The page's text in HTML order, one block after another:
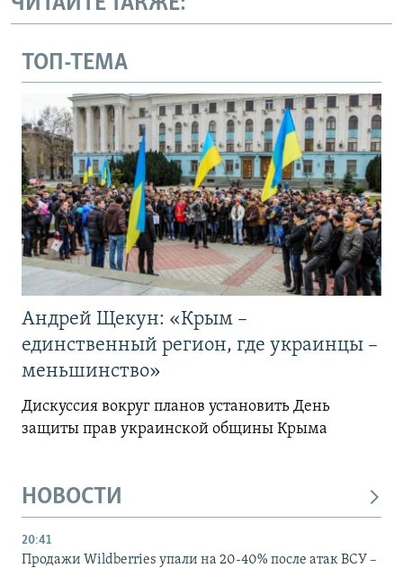
ТОП-ТЕМА
Андрей Щекун: «Крым –
единственный регион, где украинцы –
меньшинство»
Дискуссия вокруг планов установить День
защиты прав украинской общины Крыма
НОВОСТИ
20:41
Продажи Wildberries упали на 20-40% после атак ВСУ –